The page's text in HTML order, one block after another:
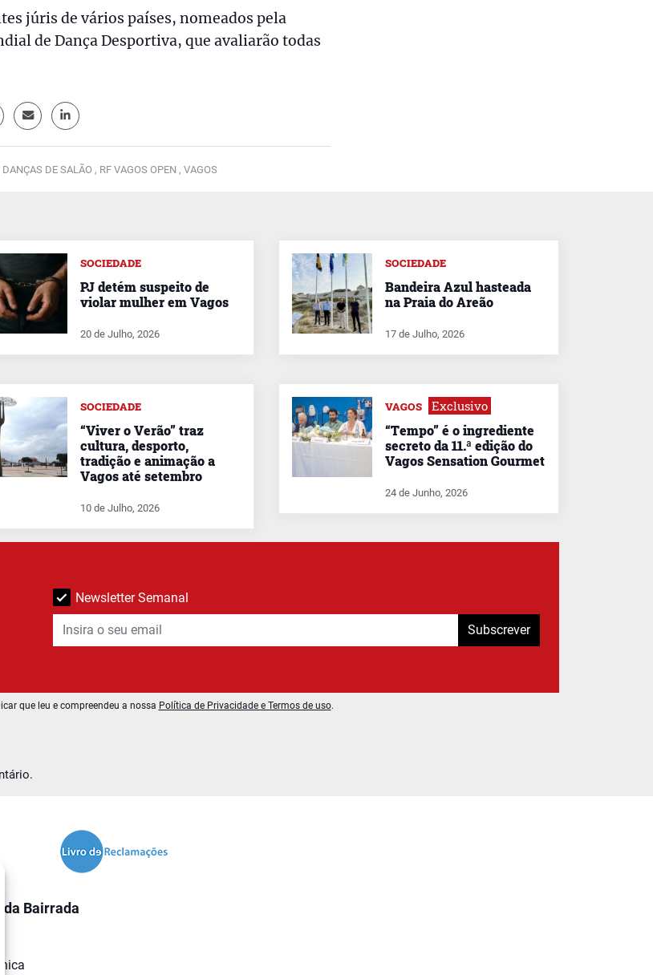
júris de vários países, nomeados pela
de Dança Desportiva, que avaliarão todas
DANÇAS DE SALÃO , RF VAGOS OPEN , VAGOS
SOCIEDADE
PJ detém suspeito de
violar mulher em Vagos
20 de Julho, 2026
SOCIEDADE
Bandeira Azul hasteada
na Praia do Areão
17 de Julho, 2026
SOCIEDADE
“Viver o Verão” traz
cultura, desporto,
tradição e animação a
Vagos até setembro
10 de Julho, 2026
VAGOS Exclusivo
“Tempo” é o ingrediente
secreto da 11.ª edição do
Vagos Sensation Gourmet
24 de Junho, 2026
Newsletter Semanal
Subscrever
que leu e compreendeu a nossa Política de Privacidade e Termos de uso.
da Bairrada